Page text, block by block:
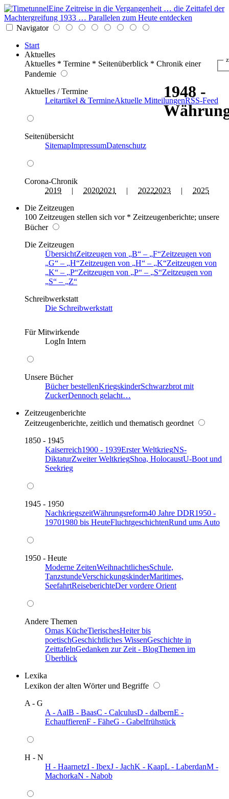
Eine Zeitreise in die Vergangenheit … die Zeittafel der
Machtergreifung 1933 … Parallelen zum Heute entdecken
Navigator
Start
Aktuelles
Aktuelles * Termine * Seitenüberblick * Chronik einer
Pandemie
Aktuelles / Termine
Leitartikel & TermineAktuelle MitteilungenRSS-Feed
Seitenübersicht
SitemapImpressumDatenschutz
Corona-Chronik
2019 | 20202021 | 20222023 | 2025
Die Zeitzeugen
100 Zeitzeugen stellen sich vor * Zeitzeugenberichte; unsere
Bücher
Die Zeitzeugen
ÜbersichtZeitzeugen von B – F Zeitzeugen von
G
– H Zeitzeugen von H – K Zeitzeugen von
K
– P Zeitzeugen von P – S Zeitzeugen von
S
–
Z
Schreibwerkstatt
Die Schreibwerkstatt
Für Mitwirkende
LogIn Intern
Unsere Bücher
Bücher bestellenKriegskinderSchwarzbrot mit
ZuckerDennoch gelacht…
Zeitzeugenberichte
Zeitzeugenberichte, zeitlich und thematisch geordnet
1850 - 1945
Kaiserreich1900 - 1939Erster WeltkriegNS-
DiktaturZweiter WeltkriegShoa, HolocaustU-Boot und
Seekrieg
1945 - 1950
NachkriegszeitWährungsreform40 Jahre DDR1950 -
19701980 bis HeuteFluchtgeschichtenRund ums Auto
1950 - Heute
Moderne ZeitenWeihnachtlichesSchule,
TanzstundeVerschickungskinderMaritimes,
SeefahrtReiseberichteDer vordere Orient
Andere Themen
Omas KücheTierischesHeiter bis
poetischGeschichtliches WissenGeschichte in
ZeittafelnGedanken zur Zeit - BlogThemen im
Überblick
Lexika
Lexikon der alten Wörter und Begriffe
A - G
A - AalB - BaasC - CalculusD - dalbernE -
EchauffierenF - FäheG - Gabelfrühstück
H - N
H - HaarnetzI - IbexJ - JachK - KaapL - LaberdanM -
MachorkaN - Nabob
1948 -